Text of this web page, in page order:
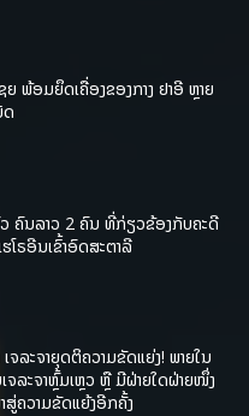
ຍ ພ້ອມຍຶດເຄື່ອງຂອງກາງ ຢາອີ ຫຼາຍ
ດ
ຄົນລາວ 2 ຄົນ ທີ່ກ່ຽວຂ້ອງກັບຄະດີ
ໂຣອີນເຂົ້າອົດສະຕາລີ
ຈລະຈາຍຸດຕິຄວາມຂັດແຍ່ງ! ພາຍໃນ
ຈລະຈາຫຼົ້ມເຫຼວ ຫຼື ມີຝ່າຍໃດຝ່າຍໜຶ່ງ
ສູ່ຄວາມຂັດແຍ້ງອີກຄັ້ງ